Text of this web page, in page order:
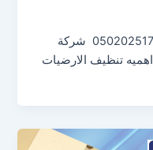
شركة جلي وتلميع رخام الخوانيج 0502025177 شركة
تنظيف الارضيات